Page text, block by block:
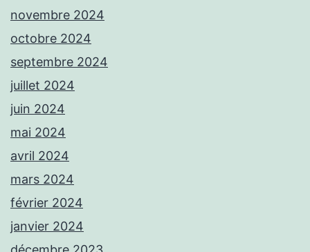
novembre 2024
octobre 2024
septembre 2024
juillet 2024
juin 2024
mai 2024
avril 2024
mars 2024
février 2024
janvier 2024